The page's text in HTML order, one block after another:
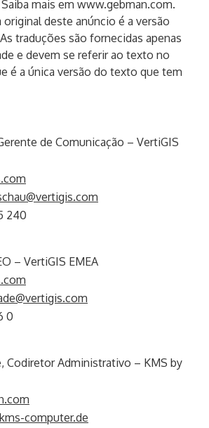
mais em www.gebman.com.
deste anúncio é a versão
traduções são fornecidas apenas
e devem se referir ao texto no
é a única versão do texto que tem
de Comunicação – VertiGIS
240
– VertiGIS EMEA
0
Codiretor Administrativo – KMS by
computer.de